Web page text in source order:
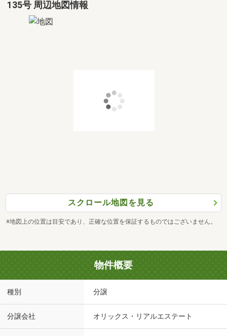
135号 周辺地図情報
スクロール地図を見る
※地図上の位置は目安であり、正確な位置を保証するものではございません。
物件概要
種別 分譲
分譲会社 オリックス・リアルエステート